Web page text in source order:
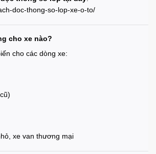
doc-thong-so-lop-xe-o-to/
cho xe nào?
cho các dòng xe:
xe van thương mại